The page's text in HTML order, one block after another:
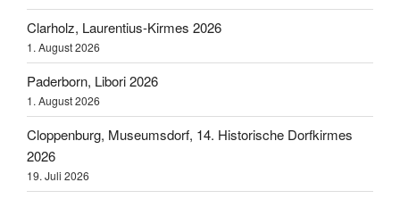
Clarholz, Laurentius-Kirmes 2026
1. August 2026
Paderborn, Libori 2026
1. August 2026
Cloppenburg, Museumsdorf, 14. Historische Dorfkirmes
2026
19. Juli 2026